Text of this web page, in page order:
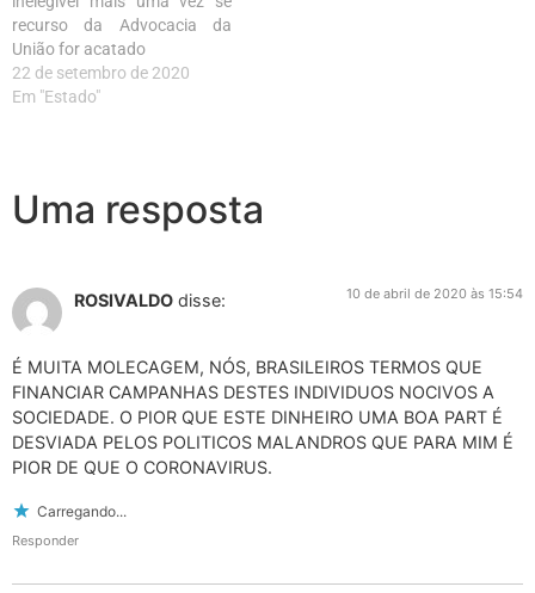
recurso da Advocacia da
União for acatado
22 de setembro de 2020
Em "Estado"
Uma resposta
ROSIVALDO disse: 10 de abril de 2020 às 15:54
É MUITA MOLECAGEM, NÓS, BRASILEIROS TERMOS QUE
FINANCIAR CAMPANHAS DESTES INDIVIDUOS NOCIVOS A
SOCIEDADE. O PIOR QUE ESTE DINHEIRO UMA BOA PART É
DESVIADA PELOS POLITICOS MALANDROS QUE PARA MIM É
PIOR DE QUE O CORONAVIRUS.
Carregando...
Responder